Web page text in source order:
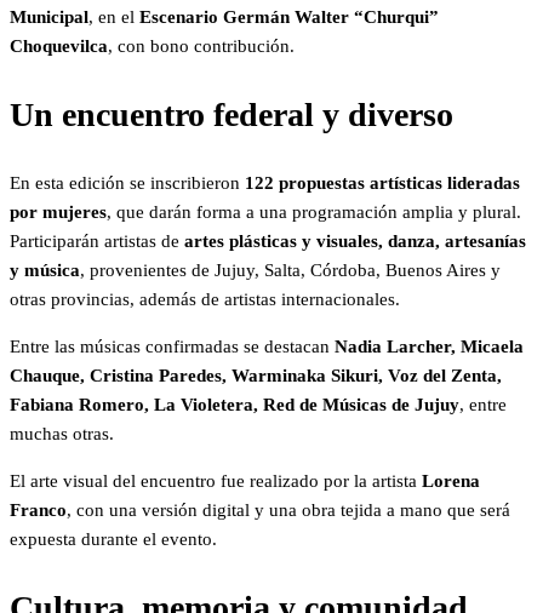
Municipal, en el Escenario Germán Walter “Churqui”
Choquevilca, con bono contribución.
Un encuentro federal y diverso
En esta edición se inscribieron 122 propuestas artísticas lideradas
por mujeres, que darán forma a una programación amplia y plural.
Participarán artistas de artes plásticas y visuales, danza, artesanías
y música, provenientes de Jujuy, Salta, Córdoba, Buenos Aires y
otras provincias, además de artistas internacionales.
Entre las músicas confirmadas se destacan Nadia Larcher, Micaela
Chauque, Cristina Paredes, Warminaka Sikuri, Voz del Zenta,
Fabiana Romero, La Violetera, Red de Músicas de Jujuy, entre
muchas otras.
El arte visual del encuentro fue realizado por la artista Lorena
Franco, con una versión digital y una obra tejida a mano que será
expuesta durante el evento.